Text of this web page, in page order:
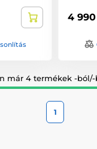
4
már 4 termékek -ból/-
1